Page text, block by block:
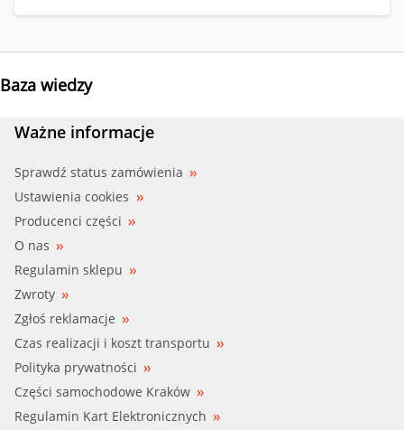
Baza wiedzy
Ważne informacje
Sprawdź status zamówienia
Ustawienia cookies
Producenci części
O nas
Regulamin sklepu
Zwroty
Zgłoś reklamacje
Czas realizacji i koszt transportu
Polityka prywatności
Części samochodowe Kraków
Regulamin Kart Elektronicznych